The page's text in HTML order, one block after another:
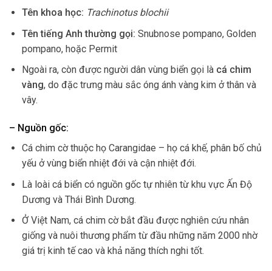
Tên khoa học: Trachinotus blochii
Tên tiếng Anh thường gọi: Snubnose pompano, Golden
pompano, hoặc Permit
Ngoài ra, còn được người dân vùng biển gọi là cá chim
vàng, do đặc trưng màu sắc óng ánh vàng kim ở thân và
vây.
– Nguồn gốc:
Cá chim cờ thuộc họ Carangidae – họ cá khế, phân bố chủ
yếu ở vùng biển nhiệt đới và cận nhiệt đới.
Là loài cá biển có nguồn gốc tự nhiên từ khu vực Ấn Độ
Dương và Thái Bình Dương.
Ở Việt Nam, cá chim cờ bắt đầu được nghiên cứu nhân
giống và nuôi thương phẩm từ đầu những năm 2000 nhờ
giá trị kinh tế cao và khả năng thích nghi tốt.